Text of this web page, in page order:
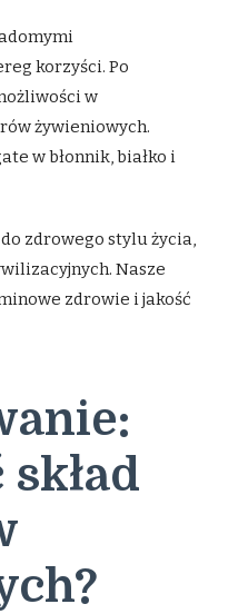
korzyści. Po
w
żywieniowych.
w błonnik, białko i
zdrowego stylu życia,
Nasze
zdrowie i jakość